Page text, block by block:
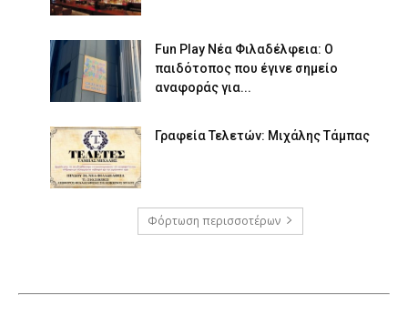
Fun Play Νέα Φιλαδέλφεια: Ο
παιδότοπος που έγινε σημείο
αναφοράς για...
Γραφεία Τελετών: Μιχάλης Τάμπας
Φόρτωση περισσοτέρων